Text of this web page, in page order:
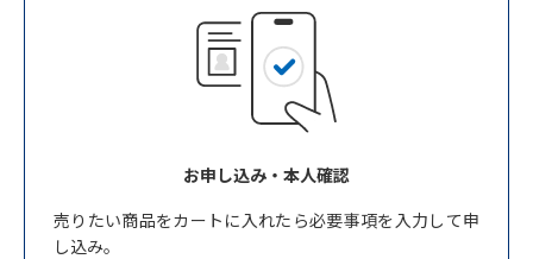
お申し込み・本人確認
売りたい商品をカートに入れたら必要事項を入力して申
し込み。